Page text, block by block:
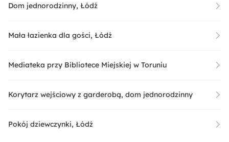
Dom jednorodzinny, Łódź
Mała łazienka dla gości, Łódź
Mediateka przy Bibliotece Miejskiej w Toruniu
Korytarz wejściowy z garderobą, dom jednorodzinny
Pokój dziewczynki, Łódź